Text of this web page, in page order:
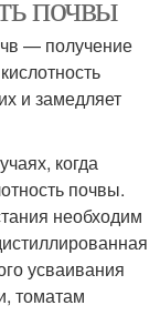
— получение
и замедляет
когда
почвы.
необходим
усваивания
томатам